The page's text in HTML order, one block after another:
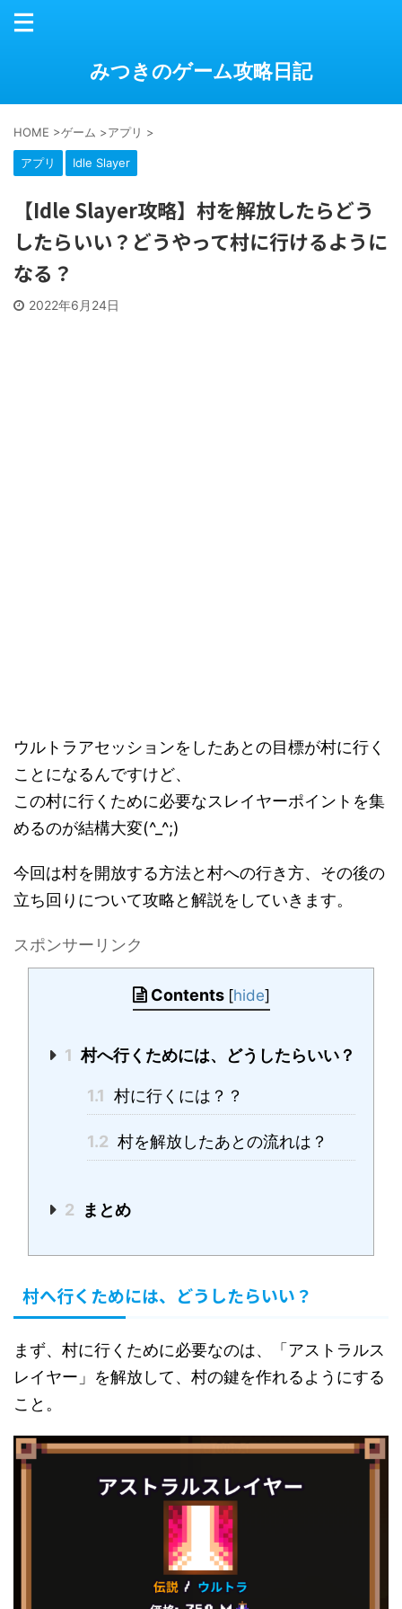
みつきのゲーム攻略日記
HOME >ゲーム >アプリ >
アプリ Idle Slayer
【Idle Slayer攻略】村を解放したらどう
したらいい？どうやって村に行けるように
なる？
2022年6月24日
ウルトラアセッションをしたあとの目標が村に行く
ことになるんですけど、
この村に行くために必要なスレイヤーポイントを集
めるのが結構大変(^_^;)
今回は村を開放する方法と村への行き方、その後の
立ち回りについて攻略と解説をしていきます。
スポンサーリンク
Contents [hide]
1 村へ行くためには、どうしたらいい？
1.1 村に行くには？？
1.2 村を解放したあとの流れは？
2 まとめ
村へ行くためには、どうしたらいい？
まず、村に行くために必要なのは、「アストラルス
レイヤー」を解放して、村の鍵を作れるようにする
こと。